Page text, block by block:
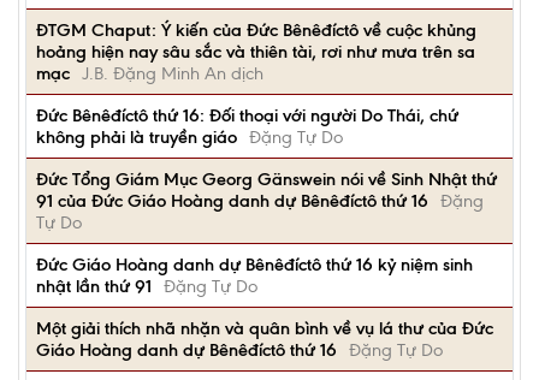
ĐTGM Chaput: Ý kiến của Đức Bênêđíctô về cuộc khủng
hoảng hiện nay sâu sắc và thiên tài, rơi như mưa trên sa
mạc J.B. Đặng Minh An dịch
Đức Bênêđíctô thứ 16: Đối thoại với người Do Thái, chứ
không phải là truyền giáo Đặng Tự Do
Đức Tổng Giám Mục Georg Gänswein nói về Sinh Nhật thứ
91 của Đức Giáo Hoàng danh dự Bênêđíctô thứ 16
Đặng
Tự Do
Đức Giáo Hoàng danh dự Bênêđíctô thứ 16 kỷ niệm sinh
nhật lần thứ 91
Đặng Tự Do
Một giải thích nhã nhặn và quân bình về vụ lá thư của Đức
Giáo Hoàng danh dự Bênêđíctô thứ 16
Đặng Tự Do